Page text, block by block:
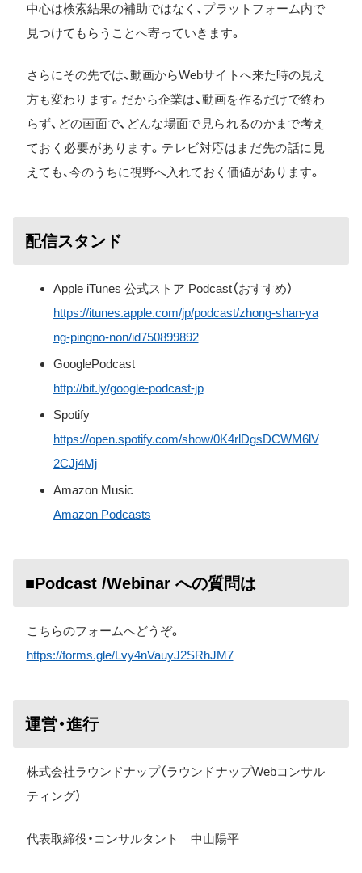
中心は検索結果の補助ではなく、プラットフォーム内で
見つけてもらうことへ寄っていきます。
さらにその先では、動画からWebサイトへ来た時の見え
方も変わります。だから企業は、動画を作るだけで終わ
らず、どの画面で、どんな場面で見られるのかまで考え
ておく必要があります。テレビ対応はまだ先の話に見
えても、今のうちに視野へ入れておく価値があります。
配信スタンド
Apple iTunes 公式ストア Podcast（おすすめ）
https://itunes.apple.com/jp/podcast/zhong-shan-ya
ng-pingno-non/id750899892
GooglePodcast
http://bit.ly/google-podcast-jp
Spotify
https://open.spotify.com/show/0K4rlDgsDCWM6lV
2CJj4Mj
Amazon Music
Amazon Podcasts
■Podcast /Webinar への質問は
こちらのフォームへどうぞ。
https://forms.gle/Lvy4nVauyJ2SRhJM7
運営・進行
株式会社ラウンドナップ（ラウンドナップWebコンサル
ティング）
代表取締役・コンサルタント 中山陽平